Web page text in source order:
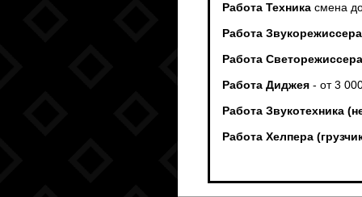
Работа Техника смена
Работа Звукорежиссера
Работа Светорежиссера
Работа Диджея - от 3
Работа Звукотехника
Работа Хелпера